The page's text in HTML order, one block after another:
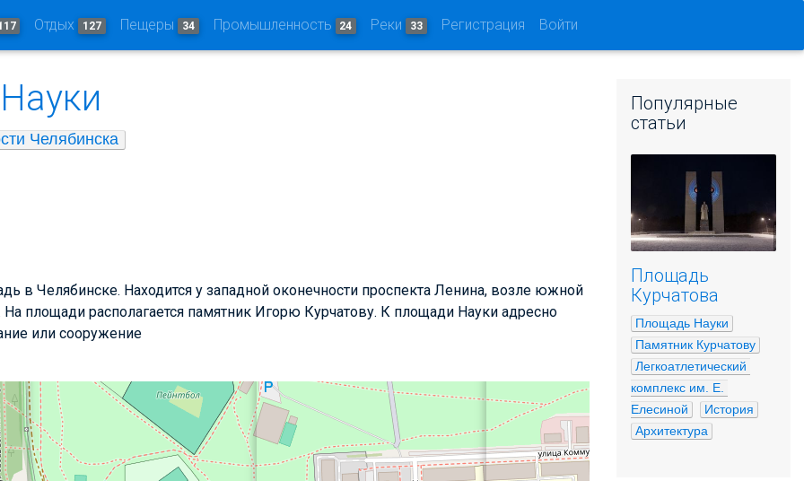
Отдых 127 Пещеры 34 Промышленность 24 Реки 33 Регистрация Войти
Челябинска
в Челябинске. Находится у западной оконечности проспекта Ленина, возле южной
На площади располагается памятник Игорю Курчатову. К площади Науки адресно
или сооружение
Популярные
статьи
Площадь
Курчатова
Площадь Науки
Памятник Курчатову
Легкоатлетический
комплекс им. Е.
Елесиной
История
Архитектура